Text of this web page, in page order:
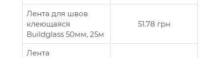
Лента для швов
клеющаяся
Buildglass 50мм, 25м
51.78 грн
Лента